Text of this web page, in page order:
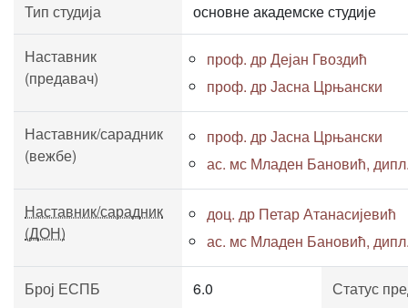
Тип студија основне академске студије
Наставник
(предавач)
проф. др Дејан Гвоздић
проф. др Јасна Црњански
Наставник/сарадник
(вежбе)
проф. др Јасна Црњански
ас. мс Младен Бановић,
Наставник/сарадник
(ДОН)
доц. др Петар Атанасијевић
ас. мс Младен Бановић,
Број ЕСПБ 6.0 Статус